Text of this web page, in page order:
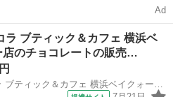
Ad
ラ ブティック＆カフェ 横浜ベ
店のチョコレートの販売…